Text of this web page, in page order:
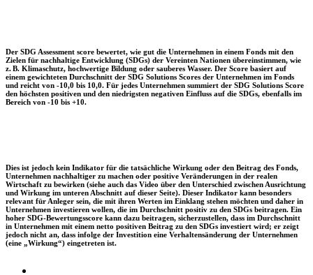
Der SDG Assessment score bewertet, wie gut die Unternehmen in einem Fonds mit den
Zielen für nachhaltige Entwicklung (SDGs) der Vereinten Nationen übereinstimmen, wie
z. B. Klimaschutz, hochwertige Bildung oder sauberes Wasser. Der Score basiert auf
einem gewichteten Durchschnitt der SDG Solutions Scores der Unternehmen im Fonds
und reicht von -10,0 bis 10,0. Für jedes Unternehmen summiert der SDG Solutions Score
den höchsten positiven und den niedrigsten negativen Einfluss auf die SDGs, ebenfalls im
Bereich von -10 bis +10.
Dies ist jedoch kein Indikator für die tatsächliche Wirkung oder den Beitrag des Fonds,
Unternehmen nachhaltiger zu machen oder positive Veränderungen in der realen
Wirtschaft zu bewirken (siehe auch das Video über den Unterschied zwischen Ausrichtung
und Wirkung im unteren Abschnitt auf dieser Seite). Dieser Indikator kann besonders
relevant für Anleger sein, die mit ihren Werten im Einklang stehen möchten und daher in
Unternehmen investieren wollen, die im Durchschnitt positiv zu den SDGs beitragen. Ein
hoher SDG-Bewertungsscore kann dazu beitragen, sicherzustellen, dass im Durchschnitt
in Unternehmen mit einem netto positiven Beitrag zu den SDGs investiert wird; er zeigt
jedoch nicht an, dass infolge der Investition eine Verhaltensänderung der Unternehmen
(eine „Wirkung“) eingetreten ist.